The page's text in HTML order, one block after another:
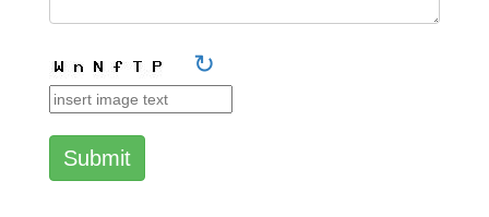
↻
Submit